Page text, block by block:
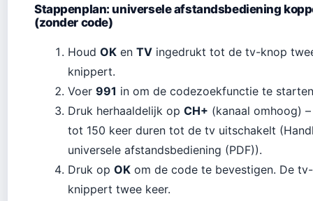
Stappenplan: universele afstandsbediening
(zonder code)
Houd OK en TV ingedrukt tot de tv-knop
knippert.
Voer 991 in om de codezoekfunctie te
Druk herhaaldelijk op CH+ (kanaal omhoog)
tot 150 keer duren tot de tv uitschakelt
universele afstandsbediening (PDF)).
Druk op OK om de code te bevestigen. De
knippert twee keer.